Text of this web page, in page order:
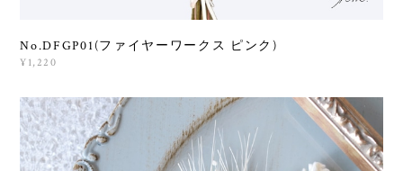
No.DFGP01(ファイヤーワークス ピンク)
¥1,220